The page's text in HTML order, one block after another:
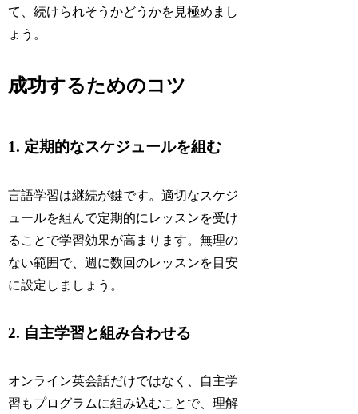
て、続けられそうかどうかを見極めまし
ょう。
成功するためのコツ
1. 定期的なスケジュールを組む
言語学習は継続が鍵です。適切なスケジ
ュールを組んで定期的にレッスンを受け
ることで学習効果が高まります。無理の
ない範囲で、週に数回のレッスンを目安
に設定しましょう。
2. 自主学習と組み合わせる
オンライン英会話だけではなく、自主学
習もプログラムに組み込むことで、理解